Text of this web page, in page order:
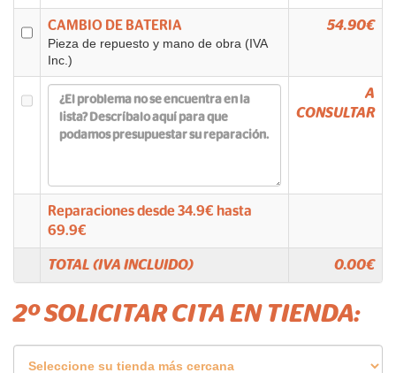
CAMBIO DE BATERIA
Pieza de repuesto y mano de obra (IVA
Inc.)
54.90€
A
CONSULTAR
Reparaciones desde34.9€ hasta
69.9€
TOTAL (IVA INCLUIDO) 0.00€
2º SOLICITAR CITA EN TIENDA: